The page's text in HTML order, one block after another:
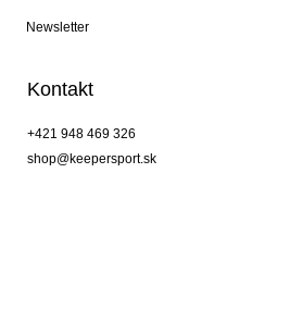
Newsletter
Kontakt
+421 948 469 326
shop@keepersport.sk